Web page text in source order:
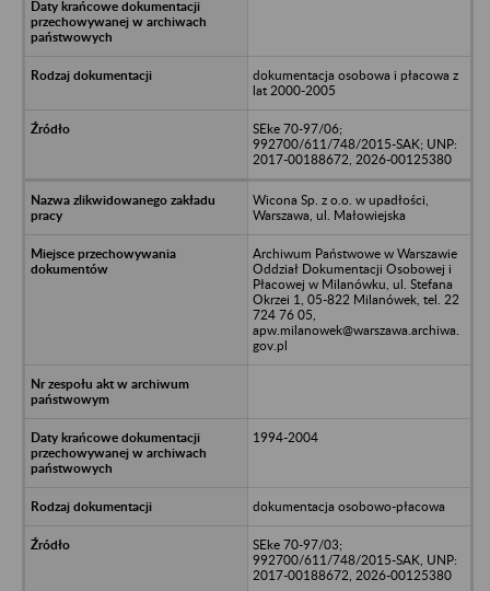
dokumentacja osobowa i płacowa z
lat 2000-2005
SEke 70-97/06;
992700/611/748/2015-SAK; UNP:
2017-00188672, 2026-00125380
Wicona Sp. z o.o. w upadłości,
Warszawa, ul. Małowiejska
Archiwum Państwowe w Warszawie
Oddział Dokumentacji Osobowej i
Płacowej w Milanówku, ul. Stefana
Okrzei 1, 05-822 Milanówek, tel. 22
724 76 05,
apw.milanowek@warszawa.archiwa.
gov.pl
1994-2004
dokumentacja osobowo-płacowa
SEke 70-97/03;
992700/611/748/2015-SAK, UNP:
2017-00188672, 2026-00125380